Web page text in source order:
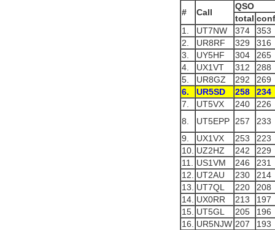
# Call
QSO
total
1.
UT7NW 374
353
2.
UR8RF 329
316
3.
UY5HF 304
265
4.
UX1VT 312
288
5.
UR8GZ 292
269
6.
UR5SD 258
234
7.
UT5VX 240
226
8.
UT5EPP 257
233
9.
UX1VX 253
223
10. UZ2HZ 242
229
11.
US1VM 246
231
12.
UT2AU 230
214
13.
UT7QL 220
208
14. UX0RR 213
197
15. UT5GL 205
196
16.
UR5NJW 207
193